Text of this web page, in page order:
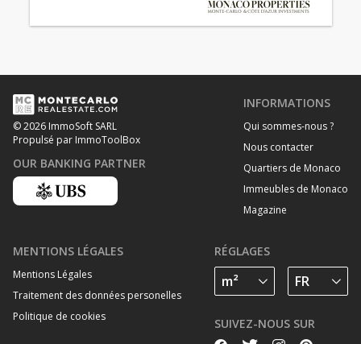
© 2026 ImmoSoft SARL
Propulsé par ImmoToolBox
OUR BANKING PARTNER
INFORMATIONS
Qui sommes-nous ?
Nous contacter
Quartiers de Monaco
Immeubles de Monaco
Magazine
MENTIONS LÉGALES
Mentions Légales
Traitement des données personelles
Politique de cookies
RÉGLAGES
SUIVEZ-NOUS SUR